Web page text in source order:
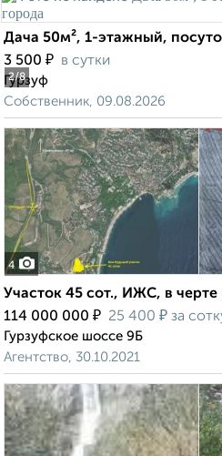
2/8
Дача 50м², 1-этажный,
3 500 ₽ в сутки
Гурзуф
Собственник, 09.08.2026
4
Участок 45 сот., ИЖС, в черте
114 000 000 ₽ 25 400 ₽ за
Гурзуфское шоссе 9Б
Агентство, 30.10.2021